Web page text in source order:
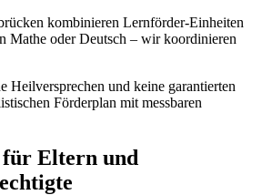
kombinieren Lernförder-Einheiten
Mathe oder Deutsch – wir koordinieren
Heilversprechen und keine garantierten
Förderplan mit messbaren
Eltern und